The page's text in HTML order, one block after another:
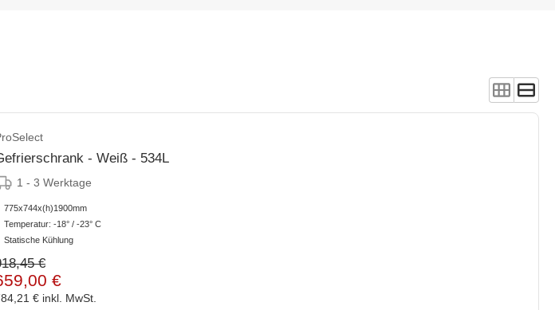
- Weiß - 534L
1 - 3 Werktage
775x744x(h)1900mm
Temperatur: -18° / -23° C
Statische Kühlung
€
€
€ inkl. MwSt.